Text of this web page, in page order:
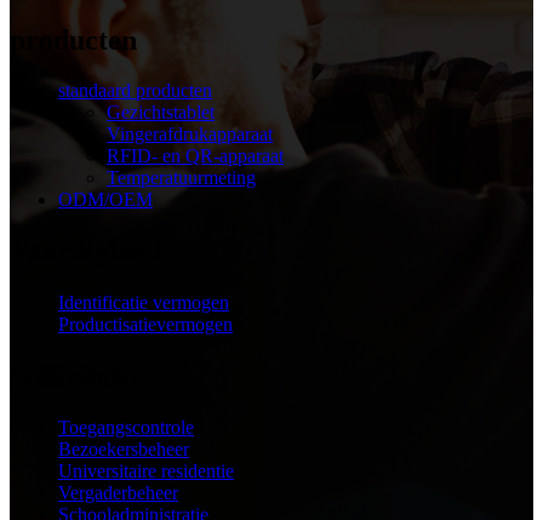
producten
standaard producten
Gezichtstablet
Vingerafdrukapparaat
RFID- en QR-apparaat
Temperatuurmeting
ODM/OEM
Identificatie vermogen
Productisatievermogen
Toegangscontrole
Bezoekersbeheer
Universitaire residentie
Vergaderbeheer
Schooladministratie